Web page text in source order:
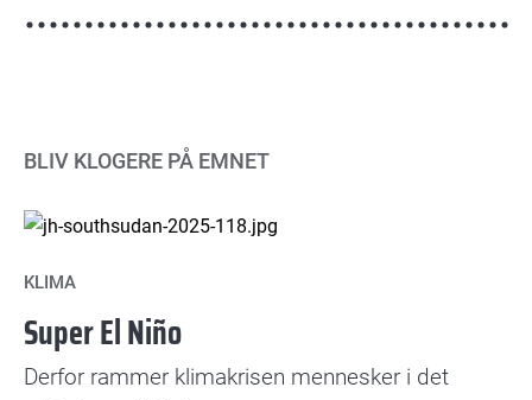
BLIV KLOGERE PÅ EMNET
KLIMA
Super El Niño
Derfor rammer klimakrisen mennesker i det